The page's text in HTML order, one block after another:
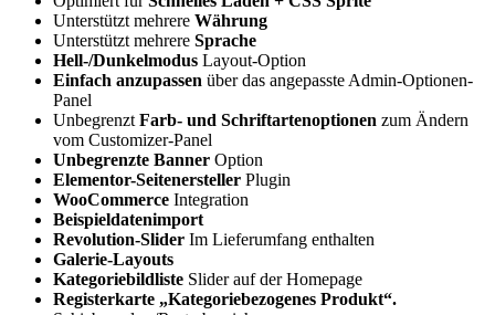
Unterstützt mehrere Währung
Unterstützt mehrere Sprache
Hell-/Dunkelmodus Layout-Option
Einfach anzupassen über das angepasste Admin-Optionen-
Panel
Unbegrenzt Farb- und Schriftartenoptionen zum Ändern
vom Customizer-Panel
Unbegrenzte Banner Option
Elementor-Seitenersteller Plugin
WooCommerce Integration
Beispieldatenimport
Revolution-Slider Im Lieferumfang enthalten
Galerie-Layouts
Kategoriebildliste Slider auf der Homepage
Registerkarte „Kategoriebezogenes Produkt“.